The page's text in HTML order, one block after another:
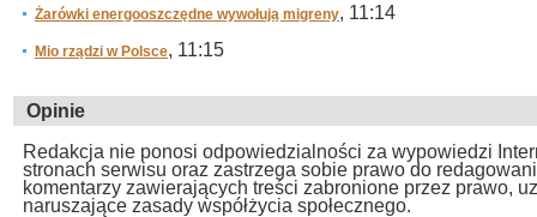
Żarówki energooszczędne wywołują migreny, 11:14
Mio rządzi w Polsce, 11:15
Opinie
Redakcja nie ponosi odpowiedzialności za wypowiedzi
stronach serwisu oraz zastrzega sobie prawo do
komentarzy zawierających treści zabronione przez prawo,
naruszające zasady współżycia społecznego.